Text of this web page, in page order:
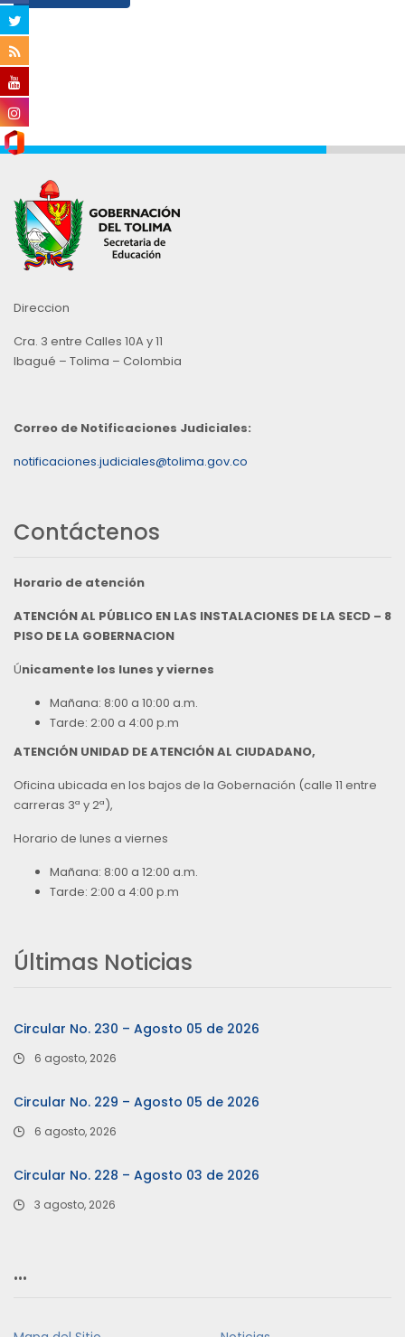
Direccion
Cra. 3 entre Calles 10A y 11
Ibagué – Tolima – Colombia
Correo de Notificaciones Judiciales:
notificaciones.judiciales@tolima.gov.co
Contáctenos
Horario de atención
ATENCIÓN AL PÚBLICO EN LAS INSTALACIONES DE LA SECD – 8
PISO DE LA GOBERNACION
Únicamente los lunes y viernes
Mañana: 8:00 a 10:00 a.m.
Tarde: 2:00 a 4:00 p.m
ATENCIÓN UNIDAD DE ATENCIÓN AL CIUDADANO,
Oficina ubicada en los bajos de la Gobernación (calle 11 entre
carreras 3ª y 2ª),
Horario de lunes a viernes
Mañana: 8:00 a 12:00 a.m.
Tarde: 2:00 a 4:00 p.m
Últimas Noticias
Circular No. 230 – Agosto 05 de 2026
6 agosto, 2026
Circular No. 229 – Agosto 05 de 2026
6 agosto, 2026
Circular No. 228 – Agosto 03 de 2026
3 agosto, 2026
…